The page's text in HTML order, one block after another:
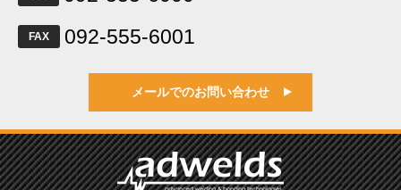
FAX 092-555-6001
メールでのお問い合わせ